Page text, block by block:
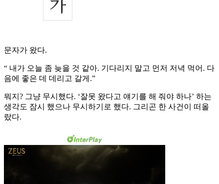
문자가 왔다.
“ 내가 오늘 좀 늦을 것 같아. 기다리지 말고 먼저 저녁 먹어. 다
음에 좋은 데 데리고 갈게.”
뭐지? 그냥 무시했다. ‘잘못 왔다고 얘기를 해 줘야 하나’ 하는
생각도 잠시 했으나 무시하기로 했다. 그리곤 한 사건이 떠올
랐다.